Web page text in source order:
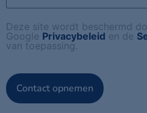
Deze site wordt beschermd
Google Privacybeleid en de
van toepassing.